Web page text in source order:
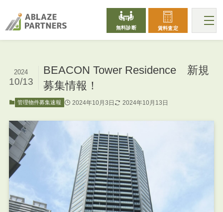
無料診断 賃料査定
BEACON Tower Residence 新規
募集情報！
2024
10/13
管理物件募集速報 2024年10月3日 2024年10月13日